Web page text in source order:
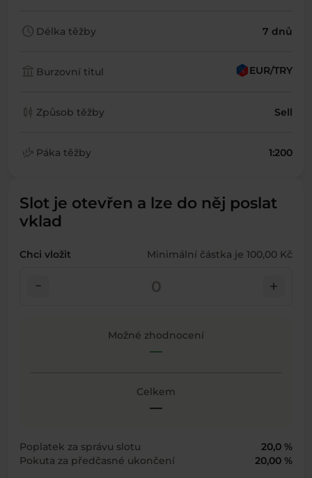
schedule Délka těžby 7 dnů
account_balance Burzovní titul EUR/TRY
candlestick_chart Způsob těžby Sell
finance_mode Páka těžby 1:200
Slot je otevřen a lze do něj poslat
vklad
Chci vložit Minimální částka je 100,00 Kč
check_indeterminate_small add
Možné zhodnocení
—
Celkem
—
Poplatek za správu slotu
20,0 %
Pokuta za předčasné ukončení
20,00 %